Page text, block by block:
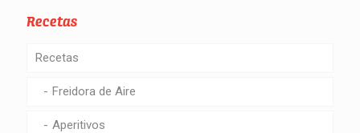
Recetas
Recetas
Freidora de Aire
Aperitivos